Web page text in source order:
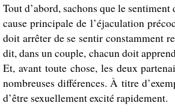
Tout d’abord, sachons que le
cause principale de l’éjaculation
doit arrêter de se sentir constamment
dit, dans un couple, chacun doit
Et, avant toute chose, les deux
nombreuses différences. À titre
d’être sexuellement excité rapidement.